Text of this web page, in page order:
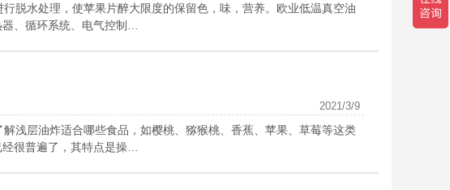
脱水处理，使苹果片醉大限度的保留色，味，营养。欧业低温真空油
、循环系统、电气控制…
2021/3/9
浅层油炸适合哪些食品，如樱桃、猕猴桃、香蕉、苹果、草莓等这类
经很普遍了，其特点是操…